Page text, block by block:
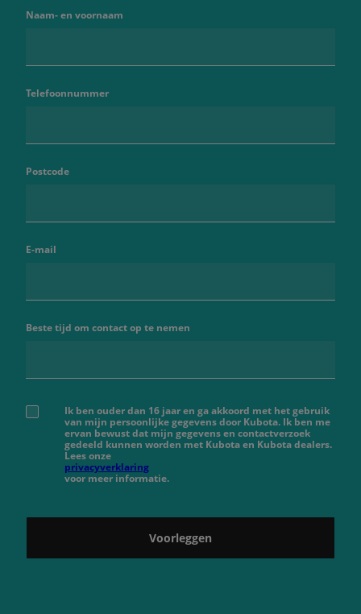
Naam- en voornaam
Telefoonnummer
Postcode
E-mail
Beste tijd om contact op te nemen
Ik ben ouder dan 16 jaar en ga akkoord met het gebruik
van mijn persoonlijke gegevens door Kubota. Ik ben me
ervan bewust dat mijn gegevens en contactverzoek
gedeeld kunnen worden met Kubota en Kubota dealers.
Lees onze
privacyverklaring
voor meer informatie.
Voorleggen